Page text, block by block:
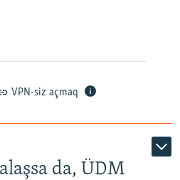
VPN-siz açmaq
da, ÜDM